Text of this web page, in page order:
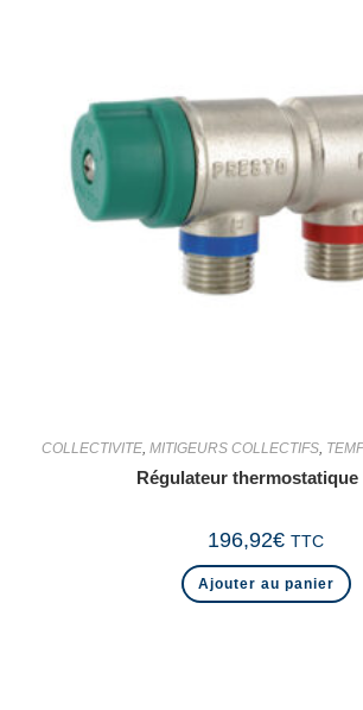
COLLECTIVITE, MITIGEURS COLLECTIFS,
Régulateur thermostatique
196,92€ TTC
Ajouter au panier